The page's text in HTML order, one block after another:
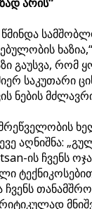
გაუსვა, რომ
საკუთარი
ნების
აღნიშნა:
ის ჩვენს